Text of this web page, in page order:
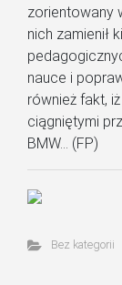
zorientowany
nich zamienił
nauce i
również fakt,
ciągniętymi
BMW… (FP)
Bez kategorii